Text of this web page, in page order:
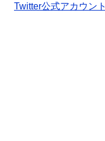
Twitter公式アカウント